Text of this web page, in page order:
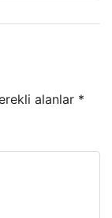
alanlar *